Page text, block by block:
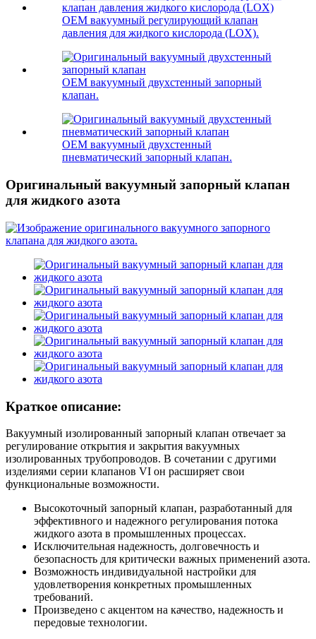
OEM вакуумный регулирующий клапан
давления для жидкого кислорода (LOX).
OEM вакуумный двухстенный запорный
клапан.
OEM вакуумный двухстенный
пневматический запорный клапан.
Оригинальный вакуумный запорный клапан
для жидкого азота
Краткое описание:
Вакуумный изолированный запорный клапан отвечает за
регулирование открытия и закрытия вакуумных
изолированных трубопроводов. В сочетании с другими
изделиями серии клапанов VI он расширяет свои
функциональные возможности.
Высокоточный запорный клапан, разработанный для
эффективного и надежного регулирования потока
жидкого азота в промышленных процессах.
Исключительная надежность, долговечность и
безопасность для критически важных применений азота.
Возможность индивидуальной настройки для
удовлетворения конкретных промышленных
требований.
Произведено с акцентом на качество, надежность и
передовые технологии.